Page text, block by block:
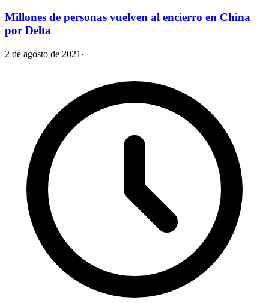
Millones de personas vuelven al encierro en China
por Delta
2 de agosto de 2021 ·